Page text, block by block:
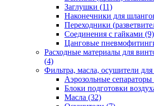
Заглушки (11)
Наконечники для
Переходники
Соединения с гайками (9)
Цанговые
Расходные материалы для
(4)
Фильтра, масла, осушители
Аэрозольные сепараторы
Блоки подготовки
Масла (32)